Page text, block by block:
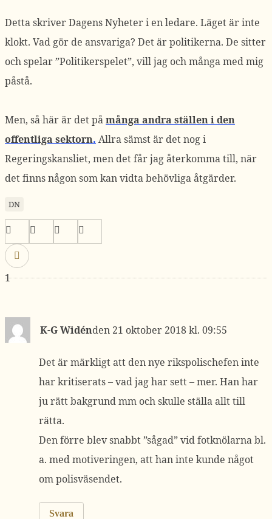
Detta skriver Dagens Nyheter i en ledare. Läget är inte
klokt. Vad gör de ansvariga? Det är politikerna. De sitter
och spelar ”Politikerspelet”, vill jag och många med mig
påstå.
Men, så här är det påmånga andra ställen i den
offentliga sektorn. Allra sämst är det nog i
Regeringskansliet, men det får jag återkomma till, när
det finns någon som kan vidta behövliga åtgärder.
DN
1
K-G Widén 21 oktober 2018 kl. 09:55
Det är märkligt att den nye rikspolischefen inte
har kritiserats – vad jag har sett – mer. Han har
ju rätt bakgrund mm och skulle ställa allt till
rätta.
Den förre blev snabbt ”sågad” vid fotknölarna bl.
a. med motiveringen, att han inte kunde något
om polisväsendet.
Svara